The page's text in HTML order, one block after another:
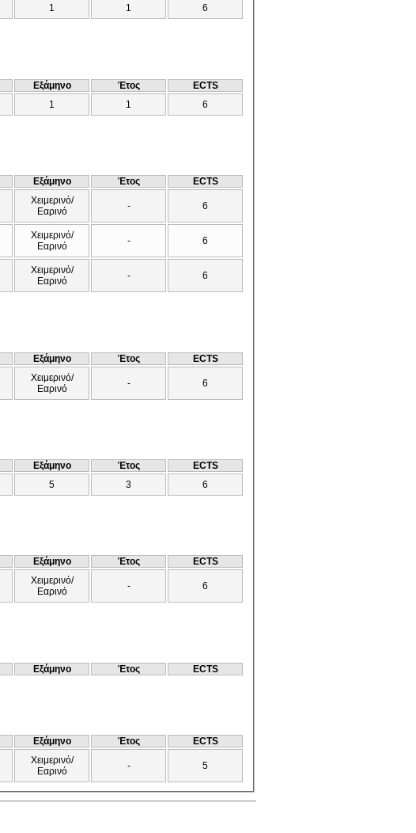
1 1 6
Εξάμηνο Έτος
ECTS
1 1 6
Εξάμηνο Έτος ECTS
Χειμερινό/
Εαρινό
- 6
Χειμερινό/
Εαρινό
- 6
Χειμερινό/
Εαρινό
- 6
Εξάμηνο Έτος ECTS
Χειμερινό/
Εαρινό
- 6
Εξάμηνο Έτος
ECTS
5 3 6
Εξάμηνο Έτος ECTS
Χειμερινό/
Εαρινό
- 6
Εξάμηνο Έτος ECTS
Εξάμηνο Έτος ECTS
Χειμερινό/
Εαρινό
- 5